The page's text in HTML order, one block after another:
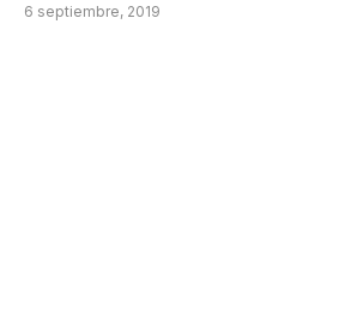
6 septiembre, 2019